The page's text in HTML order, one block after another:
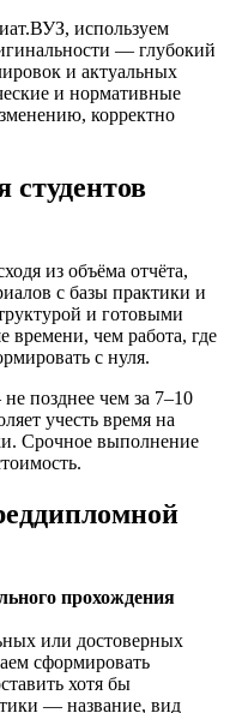
используем
— глубокий
и актуальных
и нормативные
корректно
студентов
из объёма отчёта,
с базы практики и
и готовыми
времени, чем работа, где
с нуля.
позднее чем за 7–10
учесть время на
Срочное выполнение
прохождения
или достоверных
сформировать
хотя бы
— название, вид